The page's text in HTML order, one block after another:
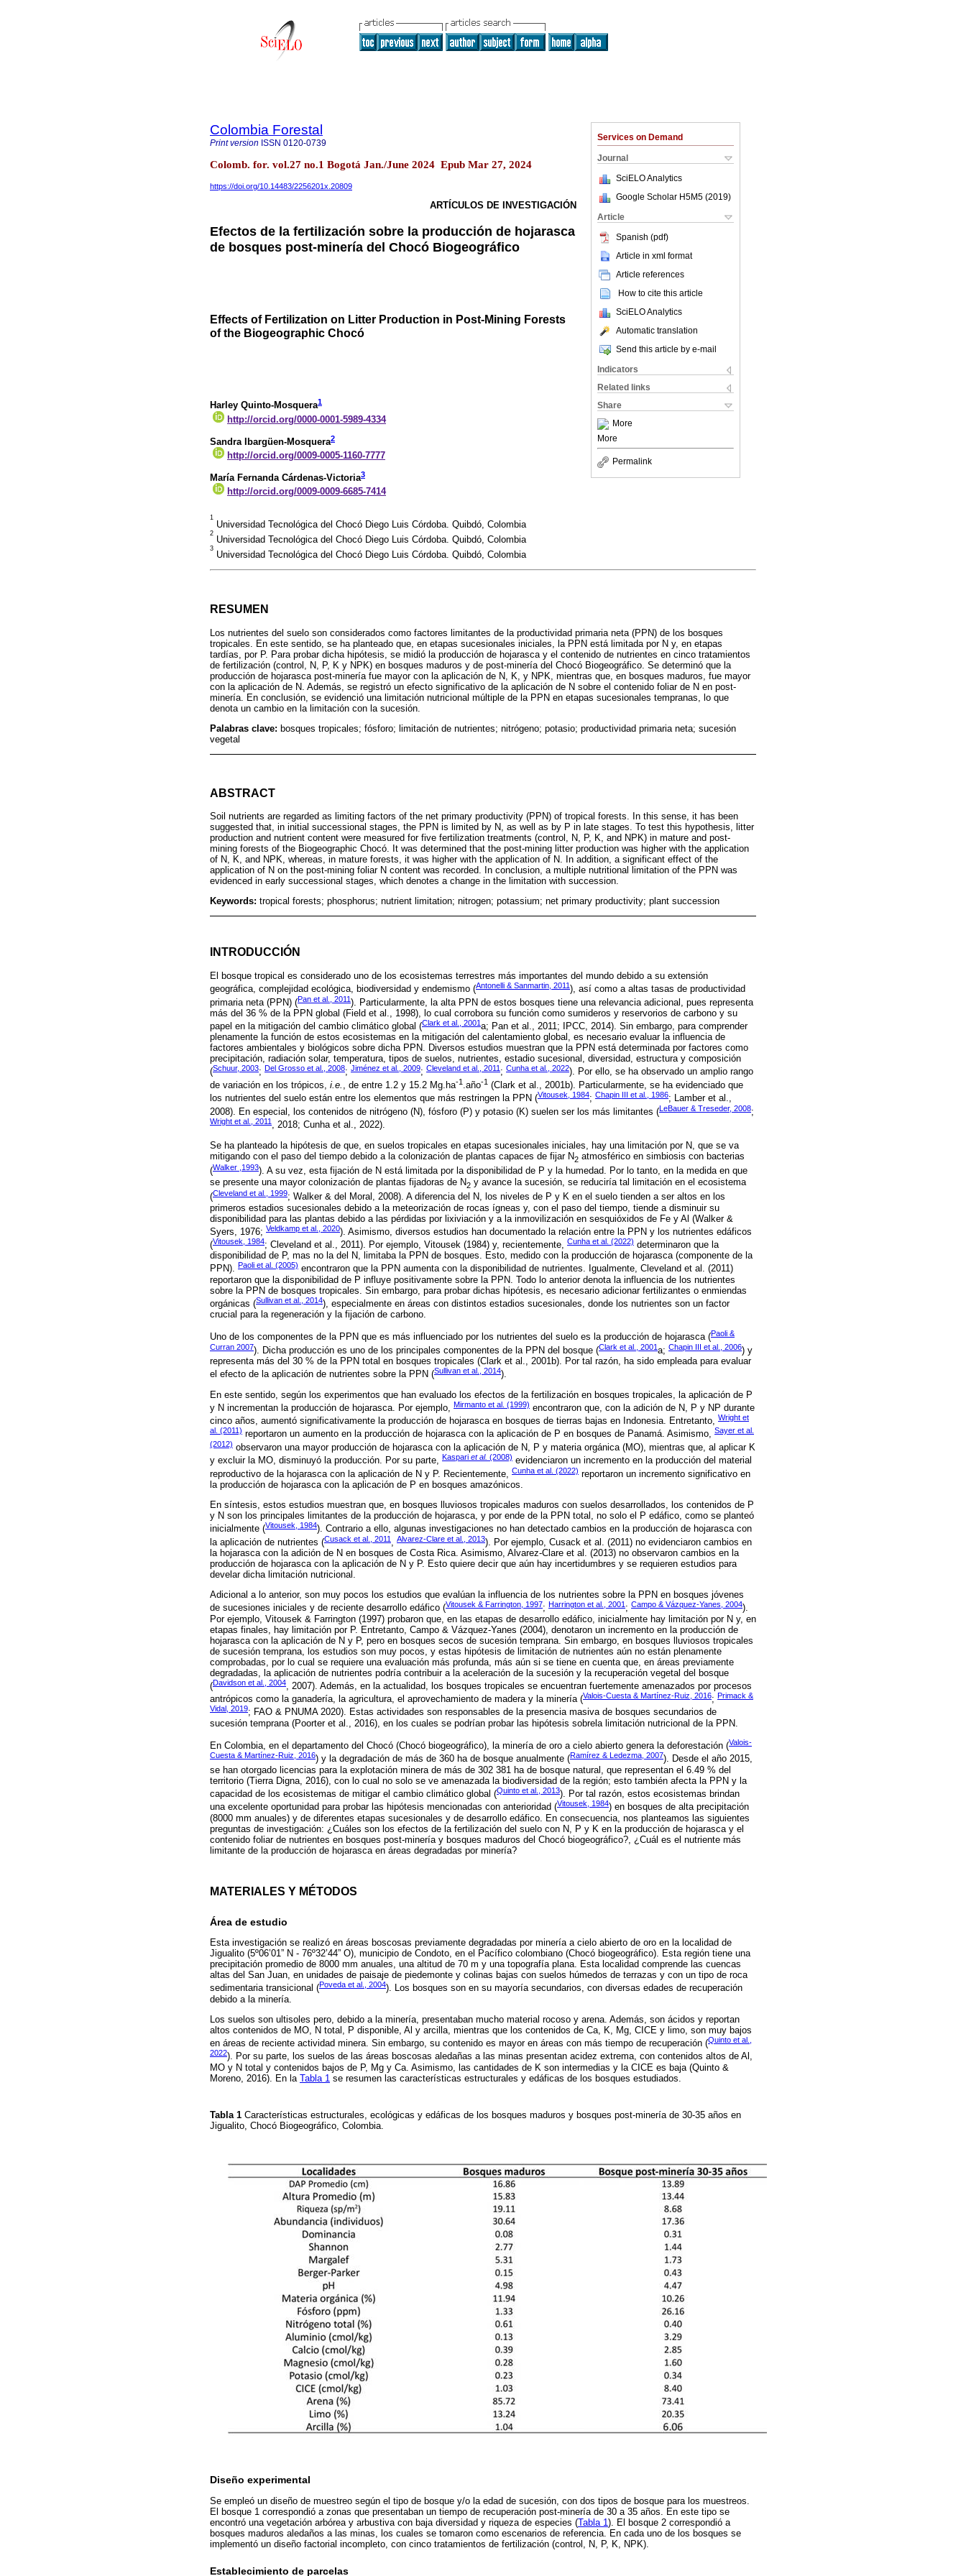
Services on Demand
Journal
SciELO Analytics
Google Scholar H5M5 (2019)
Article
Spanish (pdf)
Article in xml format
Article references
How to cite this article
SciELO Analytics
Automatic translation
Send this article by e-mail
Indicators
Related links
Share
More
More
Permalink
Colombia Forestal
Print version ISSN 0120-0739
Colomb. for. vol.27 no.1 Bogotá Jan./June 2024 Epub Mar 27, 2024
https://doi.org/10.14483/2256201x.20809
ARTÍCULOS DE INVESTIGACIÓN
Efectos de la fertilización sobre la producción de hojarasca
de bosques post-minería del Chocó Biogeográfico
Effects of Fertilization on Litter Production in Post-Mining Forests
of the Biogeographic Chocó
Harley Quinto-Mosquera1
http://orcid.org/0000-0001-5989-4334
Sandra Ibargüen-Mosquera2
http://orcid.org/0009-0005-1160-7777
María Fernanda Cárdenas-Victoria3
http://orcid.org/0009-0009-6685-7414
1
Universidad Tecnológica del Chocó Diego Luis Córdoba. Quibdó, Colombia
2
Universidad Tecnológica del Chocó Diego Luis Córdoba. Quibdó, Colombia
3
Universidad Tecnológica del Chocó Diego Luis Córdoba. Quibdó, Colombia
RESUMEN
Los nutrientes del suelo son considerados como factores limitantes de la productividad primaria neta (PPN) de los bosques
tropicales. En este sentido, se ha planteado que, en etapas sucesionales iniciales, la PPN está limitada por N y, en etapas
tardías, por P. Para probar dicha hipótesis, se midió la producción de hojarasca y el contenido de nutrientes en cinco tratamientos
de fertilización (control, N, P, K y NPK) en bosques maduros y de post-minería del Chocó Biogeográfico. Se determinó que la
producción de hojarasca post-minería fue mayor con la aplicación de N, K, y NPK, mientras que, en bosques maduros, fue mayor
con la aplicación de N. Además, se registró un efecto significativo de la aplicación de N sobre el contenido foliar de N en post-
minería. En conclusión, se evidenció una limitación nutricional múltiple de la PPN en etapas sucesionales tempranas, lo que
denota un cambio en la limitación con la sucesión.
Palabras clave: bosques tropicales; fósforo; limitación de nutrientes; nitrógeno; potasio; productividad primaria neta; sucesión
vegetal
ABSTRACT
Soil nutrients are regarded as limiting factors of the net primary productivity (PPN) of tropical forests. In this sense, it has been
suggested that, in initial successional stages, the PPN is limited by N, as well as by P in late stages. To test this hypothesis, litter
production and nutrient content were measured for five fertilization treatments (control, N, P, K, and NPK) in mature and post-
mining forests of the Biogeographic Chocó. It was determined that the post-mining litter production was higher with the application
of N, K, and NPK, whereas, in mature forests, it was higher with the application of N. In addition, a significant effect of the
application of N on the post-mining foliar N content was recorded. In conclusion, a multiple nutritional limitation of the PPN was
evidenced in early successional stages, which denotes a change in the limitation with succession.
Keywords: tropical forests; phosphorus; nutrient limitation; nitrogen; potassium; net primary productivity; plant succession
INTRODUCCIÓN
El bosque tropical es considerado uno de los ecosistemas terrestres más importantes del mundo debido a su extensión
geográfica, complejidad ecológica, biodiversidad y endemismo (Antonelli & Sanmartin, 2011 ), así como a altas tasas de productividad
primaria neta (PPN) (Pan et al., 2011). Particularmente, la alta PPN de estos bosques tiene una relevancia adicional, pues representa
más del 36 % de la PPN global (Field et al., 1998), lo cual corrobora su función como sumideros y reservorios de carbono y su
papel en la mitigación del cambio climático global (Clark et al., 2001a; Pan et al., 2011; IPCC, 2014). Sin embargo, para comprender
plenamente la función de estos ecosistemas en la mitigación del calentamiento global, es necesario evaluar la influencia de
factores ambientales y biológicos sobre dicha PPN. Diversos estudios muestran que la PPN está determinada por factores como
precipitación, radiación solar, temperatura, tipos de suelos, nutrientes, estadio sucesional, diversidad, estructura y composición
(Schuur, 2003; Del Grosso et al., 2008; Jiménez et al., 2009; Cleveland et al., 2011; Cunha et al., 2022). Por ello, se ha observado un amplio rango
de variación en los trópicos, i.e. , de entre 1.2 y 15.2 Mg.ha-1 .año-1 (Clark et al., 2001b). Particularmente, se ha evidenciado que
los nutrientes del suelo están entre los elementos que más restringen la PPN (Vitousek, 1984; Chapin III et al., 1986; Lamber et al.,
2008). En especial, los contenidos de nitrógeno (N), fósforo (P) y potasio (K) suelen ser los más limitantes (LeBauer & Treseder, 2008;
Wright et al., 2011 , 2018; Cunha et al., 2022).
Se ha planteado la hipótesis de que, en suelos tropicales en etapas sucesionales iniciales, hay una limitación por N, que se va
mitigando con el paso del tiempo debido a la colonización de plantas capaces de fijar N2 atmosférico en simbiosis con bacterias
(Walker ,1993). A su vez, esta fijación de N está limitada por la disponibilidad de P y la humedad. Por lo tanto, en la medida en que
se presente una mayor colonización de plantas fijadoras de N2 y avance la sucesión, se reduciría tal limitación en el ecosistema
(Cleveland et al., 1999; Walker & del Moral, 2008). A diferencia del N, los niveles de P y K en el suelo tienden a ser altos en los
primeros estadios sucesionales debido a la meteorización de rocas ígneas y, con el paso del tiempo, tiende a disminuir su
disponibilidad para las plantas debido a las pérdidas por lixiviación y a la inmovilización en sesquióxidos de Fe y Al (Walker &
Syers, 1976; Veldkamp et al., 2020). Asimismo, diversos estudios han documentado la relación entre la PPN y los nutrientes edáficos
(Vitousek, 1984; Cleveland et al., 2011). Por ejemplo, Vitousek (1984) y, recientemente, Cunha et al. (2022) determinaron que la
disponibilidad de P, mas no la del N, limitaba la PPN de bosques. Esto, medido con la producción de hojarasca (componente de la
PPN). Paoli et al. (2005) encontraron que la PPN aumenta con la disponibilidad de nutrientes. Igualmente, Cleveland et al. (2011)
reportaron que la disponibilidad de P influye positivamente sobre la PPN. Todo lo anterior denota la influencia de los nutrientes
sobre la PPN de bosques tropicales. Sin embargo, para probar dichas hipótesis, es necesario adicionar fertilizantes o enmiendas
orgánicas (Sullivan et al., 2014), especialmente en áreas con distintos estadios sucesionales, donde los nutrientes son un factor
crucial para la regeneración y la fijación de carbono.
Uno de los componentes de la PPN que es más influenciado por los nutrientes del suelo es la producción de hojarasca (Paoli &
Curran 2007). Dicha producción es uno de los principales componentes de la PPN del bosque (Clark et al., 2001a; Chapin III et al., 2006) y
representa más del 30 % de la PPN total en bosques tropicales (Clark et al., 2001b). Por tal razón, ha sido empleada para evaluar
el efecto de la aplicación de nutrientes sobre la PPN (Sullivan et al., 2014).
En este sentido, según los experimentos que han evaluado los efectos de la fertilización en bosques tropicales, la aplicación de P
y N incrementan la producción de hojarasca. Por ejemplo, Mirmanto et al. (1999) encontraron que, con la adición de N, P y NP durante
cinco años, aumentó significativamente la producción de hojarasca en bosques de tierras bajas en Indonesia. Entretanto, Wright et
al. (2011) reportaron un aumento en la producción de hojarasca con la aplicación de P en bosques de Panamá. Asimismo, Sayer et al.
(2012) observaron una mayor producción de hojarasca con la aplicación de N, P y materia orgánica (MO), mientras que, al aplicar K
y excluir la MO, disminuyó la producción. Por su parte, Kaspari et al. (2008) evidenciaron un incremento en la producción del material
reproductivo de la hojarasca con la aplicación de N y P. Recientemente, Cunha et al. (2022) reportaron un incremento significativo en
la producción de hojarasca con la aplicación de P en bosques amazónicos.
En síntesis, estos estudios muestran que, en bosques lluviosos tropicales maduros con suelos desarrollados, los contenidos de P
y N son los principales limitantes de la producción de hojarasca, y por ende de la PPN total, no solo el P edáfico, como se planteó
inicialmente (Vitousek, 1984). Contrario a ello, algunas investigaciones no han detectado cambios en la producción de hojarasca con
la aplicación de nutrientes (Cusack et al., 2011 , Alvarez-Clare et al., 2013). Por ejemplo, Cusack et al. (2011) no evidenciaron cambios en
la hojarasca con la adición de N en bosques de Costa Rica. Asimismo, Alvarez-Clare et al. (2013) no observaron cambios en la
producción de hojarasca con la aplicación de N y P. Esto quiere decir que aún hay incertidumbres y se requieren estudios para
develar dicha limitación nutricional.
Adicional a lo anterior, son muy pocos los estudios que evalúan la influencia de los nutrientes sobre la PPN en bosques jóvenes
de sucesiones iniciales y de reciente desarrollo edáfico (Vitousek & Farrington, 1997; Harrington et al., 2001 ; Campo & Vázquez-Yanes, 2004).
Por ejemplo, Vitousek & Farrington (1997) probaron que, en las etapas de desarrollo edáfico, inicialmente hay limitación por N y, en
etapas finales, hay limitación por P. Entretanto, Campo & Vázquez-Yanes (2004), denotaron un incremento en la producción de
hojarasca con la aplicación de N y P, pero en bosques secos de sucesión temprana. Sin embargo, en bosques lluviosos tropicales
de sucesión temprana, los estudios son muy pocos, y estas hipótesis de limitación de nutrientes aún no están plenamente
comprobadas, por lo cual se requiere una evaluación más profunda, más aún si se tiene en cuenta que, en áreas previamente
degradadas, la aplicación de nutrientes podría contribuir a la aceleración de la sucesión y la recuperación vegetal del bosque
(Davidson et al., 2004
, 2007). Además, en la actualidad, los bosques tropicales se encuentran fuertemente amenazados por procesos
antrópicos como la ganadería, la agricultura, el aprovechamiento de madera y la minería (Valois-Cuesta & Martínez-Ruiz, 2016; Primack &
Vidal, 2019; FAO & PNUMA 2020). Estas actividades son responsables de la presencia masiva de bosques secundarios de
sucesión temprana (Poorter et al., 2016), en los cuales se podrían probar las hipótesis sobrela limitación nutricional de la PPN.
En Colombia, en el departamento del Chocó (Chocó biogeográfico), la minería de oro a cielo abierto genera la deforestación (Valois-
Cuesta & Martínez-Ruiz, 2016) y la degradación de más de 360 ha de bosque anualmente (Ramírez & Ledezma, 2007). Desde el año 2015,
se han otorgado licencias para la explotación minera de más de 302 381 ha de bosque natural, que representan el 6.49 % del
territorio (Tierra Digna, 2016), con lo cual no solo se ve amenazada la biodiversidad de la región; esto también afecta la PPN y la
capacidad de los ecosistemas de mitigar el cambio climático global (Quinto et al., 2013). Por tal razón, estos ecosistemas brindan
una excelente oportunidad para probar las hipótesis mencionadas con anterioridad (Vitousek, 1984) en bosques de alta precipitación
(8000 mm anuales) y de diferentes etapas sucesionales y de desarrollo edáfico. En consecuencia, nos planteamos las siguientes
preguntas de investigación: ¿Cuáles son los efectos de la fertilización del suelo con N, P y K en la producción de hojarasca y el
contenido foliar de nutrientes en bosques post-minería y bosques maduros del Chocó biogeográfico?, ¿Cuál es el nutriente más
limitante de la producción de hojarasca en áreas degradadas por minería?
MATERIALES Y MÉTODOS
Área de estudio
Esta investigación se realizó en áreas boscosas previamente degradadas por minería a cielo abierto de oro en la localidad de
Jigualito (5º06’01” N - 76º32’44” O), municipio de Condoto, en el Pacífico colombiano (Chocó biogeográfico). Esta región tiene una
precipitación promedio de 8000 mm anuales, una altitud de 70 m y una topografía plana. Esta localidad comprende las cuencas
altas del San Juan, en unidades de paisaje de piedemonte y colinas bajas con suelos húmedos de terrazas y con un tipo de roca
sedimentaria transicional (Poveda et al., 2004). Los bosques son en su mayoría secundarios, con diversas edades de recuperación
debido a la minería.
Los suelos son ultisoles pero, debido a la minería, presentaban mucho material rocoso y arena. Además, son ácidos y reportan
altos contenidos de MO, N total, P disponible, Al y arcilla, mientras que los contenidos de Ca, K, Mg, CICE y limo, son muy bajos
en áreas de reciente actividad minera. Sin embargo, su contenido es mayor en áreas con más tiempo de recuperación (Quinto et al.,
2022). Por su parte, los suelos de las áreas boscosas aledañas a las minas presentan acidez extrema, con contenidos altos de Al,
MO y N total y contenidos bajos de P, Mg y Ca. Asimismo, las cantidades de K son intermedias y la CICE es baja (Quinto &
Moreno, 2016). En la Tabla 1 se resumen las características estructurales y edáficas de los bosques estudiados.
Tabla 1 Características estructurales, ecológicas y edáficas de los bosques maduros y bosques post-minería de 30-35 años en
Jigualito, Chocó Biogeográfico, Colombia.
Diseño experimental
Se empleó un diseño de muestreo según el tipo de bosque y/o la edad de sucesión, con dos tipos de bosque para los muestreos.
El bosque 1 correspondió a zonas que presentaban un tiempo de recuperación post-minería de 30 a 35 años. En este tipo se
encontró una vegetación arbórea y arbustiva con baja diversidad y riqueza de especies (Tabla 1). El bosque 2 correspondió a
bosques maduros aledaños a las minas, los cuales se tomaron como escenarios de referencia. En cada uno de los bosques se
implementó un diseño factorial incompleto, con cinco tratamientos de fertilización (control, N, P, K, NPK).
Establecimiento de parcelas